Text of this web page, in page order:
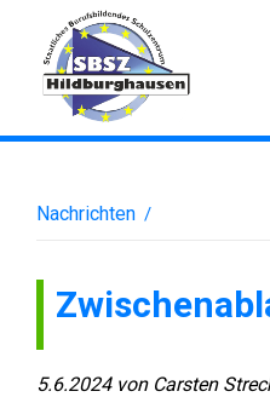
Nachrichten /
5.6.2024 von Carsten